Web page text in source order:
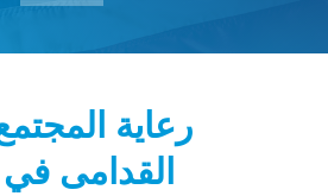
رعاية
القدامى في Lifespan